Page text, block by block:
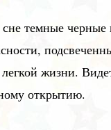
темные черные
жизни.
открытию.